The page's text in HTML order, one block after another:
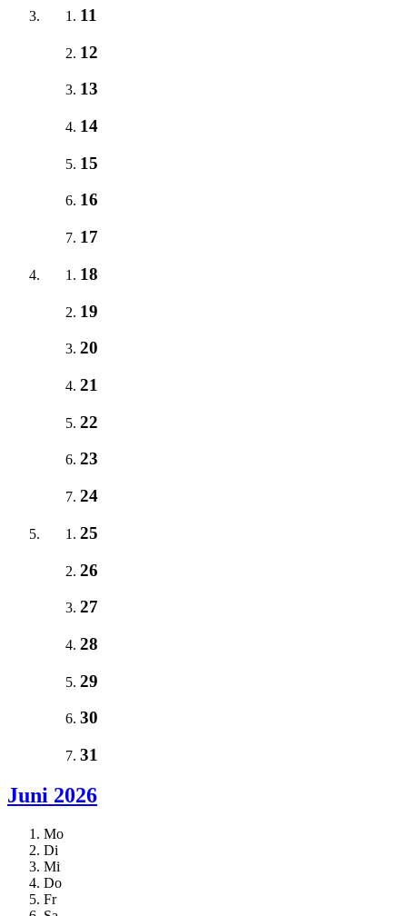
11
12
13
14
15
16
17
18
19
20
21
22
23
24
25
26
27
28
29
30
31
Juni 2026
Mo
Di
Mi
Do
Fr